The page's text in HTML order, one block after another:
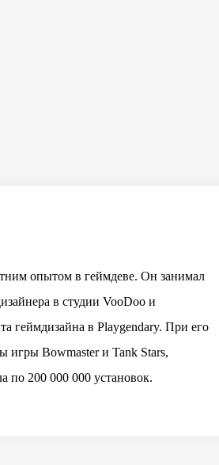
опытом в геймдеве. Он занимал
в студии VooDoo и
геймдизайна в Playgendary. При его
игры Bowmaster и Tank Stars,
по 200 000 000 установок.